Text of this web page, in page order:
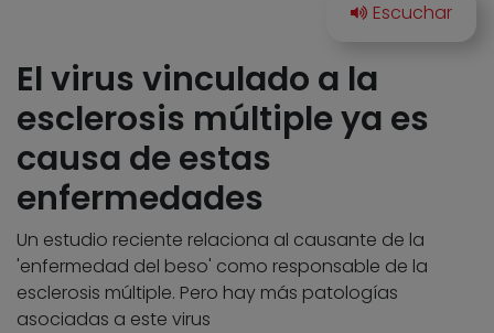
El virus vinculado a la
esclerosis múltiple ya es
causa de estas
enfermedades
Un estudio reciente relaciona al causante de la
'enfermedad del beso' como responsable de la
esclerosis múltiple. Pero hay más patologías
asociadas a este virus